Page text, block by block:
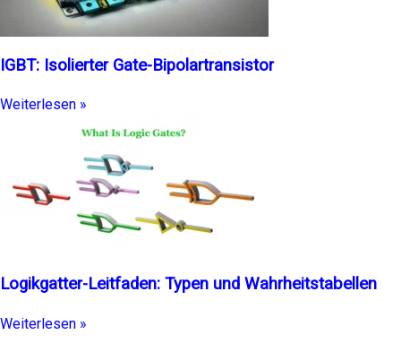
IGBT: Isolierter Gate-Bipolartransistor
Weiterlesen »
Logikgatter-Leitfaden: Typen und Wahrheitstabellen
Weiterlesen »